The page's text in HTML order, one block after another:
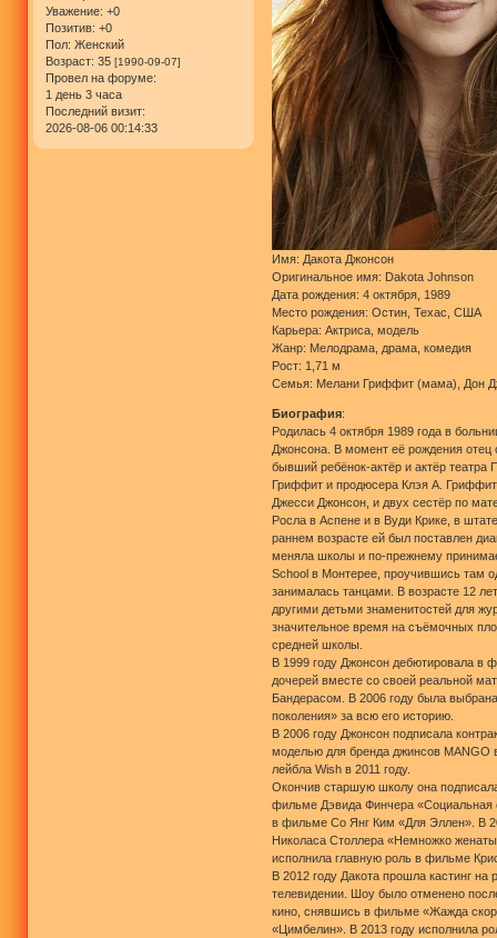
Уважение: +0
Позитив: +0
Пол: Женский
Возраст: 35 [1990-09-07]
Провел на форуме:
1 день 3 часа
Последний визит:
2026-08-06 00:14:33
Имя: Дакота Джонсон
Оригинальное имя: Dakota Johnson
Дата рождения: 4 октября, 1989
Место рождения: Остин, Техас, США
Карьера: Актриса, модель
Жанр: Мелодрама, драма, комедия
Рост: 1,71 м
Семья: Мелани Гриффит (мама), Дон
Биография:
Родилась 4 октября 1989 года в
Джонсона. В момент её рождения
бывший ребёнок-актёр и актёр
Гриффит и продюсера Клэя А.
Джесси Джонсон, и двух сестёр по
Росла в Аспене и в Вуди Крике, в
раннем возрасте ей был поставлен
меняла школы и по-прежнему
School в Монтерее, проучившись там
занималась танцами. В возрасте 12
другими детьми знаменитостей для
значительное время на съёмочных
средней школы.
В 1999 году Джонсон дебютировала в
дочерей вместе со своей реальной
Бандерасом. В 2006 году была
поколения» за всю его историю.
В 2006 году Джонсон подписала
моделью для бренда джинсов MANGO
лейбла Wish в 2011 году.
Окончив старшую школу она
фильме Дэвида Финчера
в фильме Со Янг Ким «Для Эллен». В
Николаса Столлера «Немножко
исполнила главную роль в фильме
В 2012 году Дакота прошла кастинг
телевидении. Шоу было отменено
кино, снявшись в фильме «Жажда
«Цимбелин». В 2013 году исполнила